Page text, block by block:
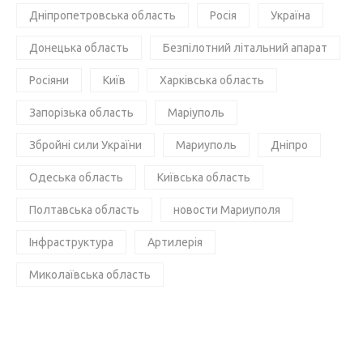
Дніпропетровська область Росія Україна
Донецька область Безпілотний літальний апарат
Росіяни Київ Харківська область
Запорізька область Маріуполь
Збройні сили України Мариуполь Дніпро
Одеська область Київська область
Полтавська область новости Мариуполя
Інфраструктура Артилерія
Миколаївська область